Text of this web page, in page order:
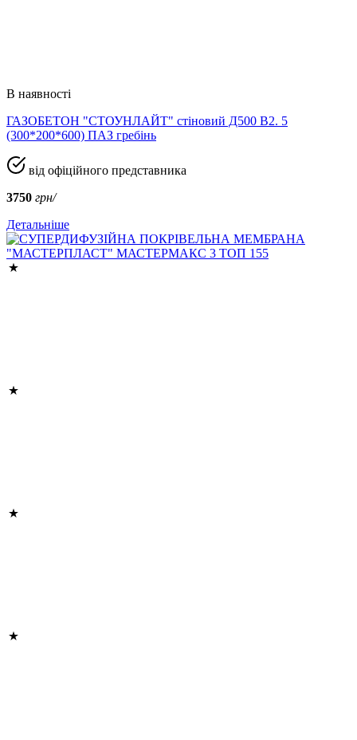
В наявності
ГАЗОБЕТОН "СТОУНЛАЙТ" стіновий Д500 В2. 5
(300*200*600) ПАЗ гребінь
від офіційного представника
3750 грн/
Детальніше